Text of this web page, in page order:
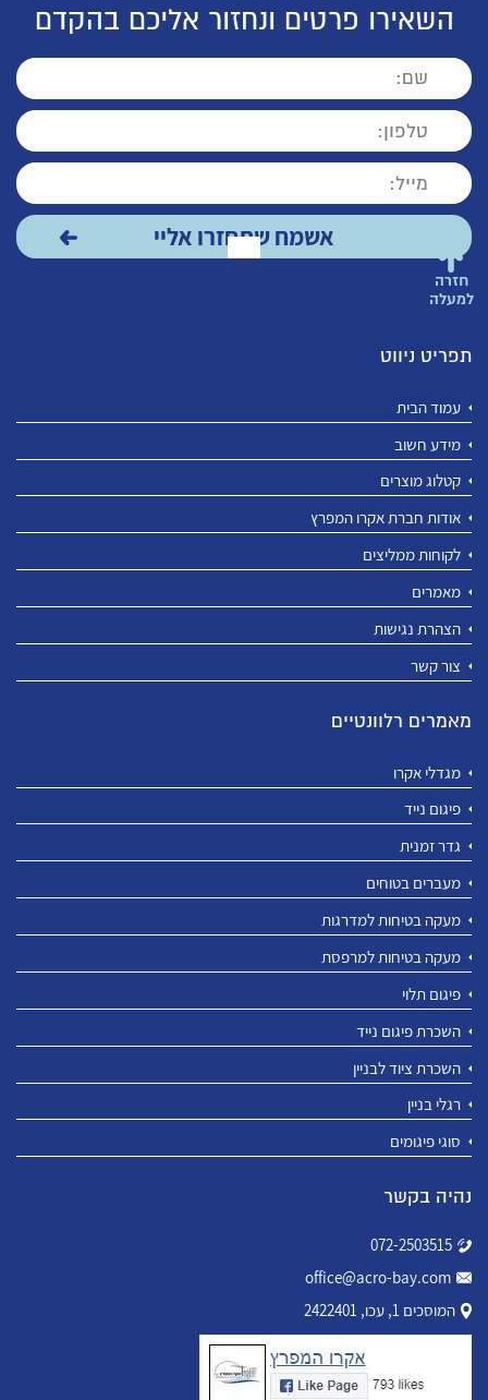
השאירו פרטים ונחזור אליכם בהקדם
חזרה
למעלה
תפריט ניווט
עמוד הבית
מידע חשוב
קטלוג מוצרים
אודות חברת אקרו המפרץ
לקוחות ממליצים
מאמרים
הצהרת נגישות
צור קשר
מאמרים רלוונטיים
מגדלי אקרו
פיגום נייד
גדר זמנית
מעברים בטוחים
מעקה בטיחות למדרגות
מעקה בטיחות למרפסת
פיגום תלוי
השכרת פיגום נייד
השכרת ציוד לבניין
רגלי בניין
סוגי פיגומים
נהיה בקשר
072-2503515
office@acro-bay.com
המוסכים 1, עכו, 2422401